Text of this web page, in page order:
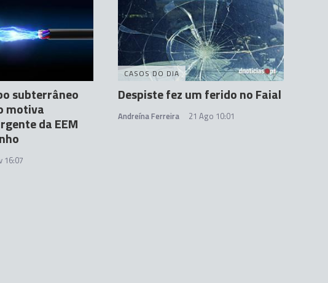
subterrâneo
motiva
da EEM
16:07
CASOS DO DIA
Despiste fez um ferido no Faial
Andreína Ferreira 21 Ago 10:01